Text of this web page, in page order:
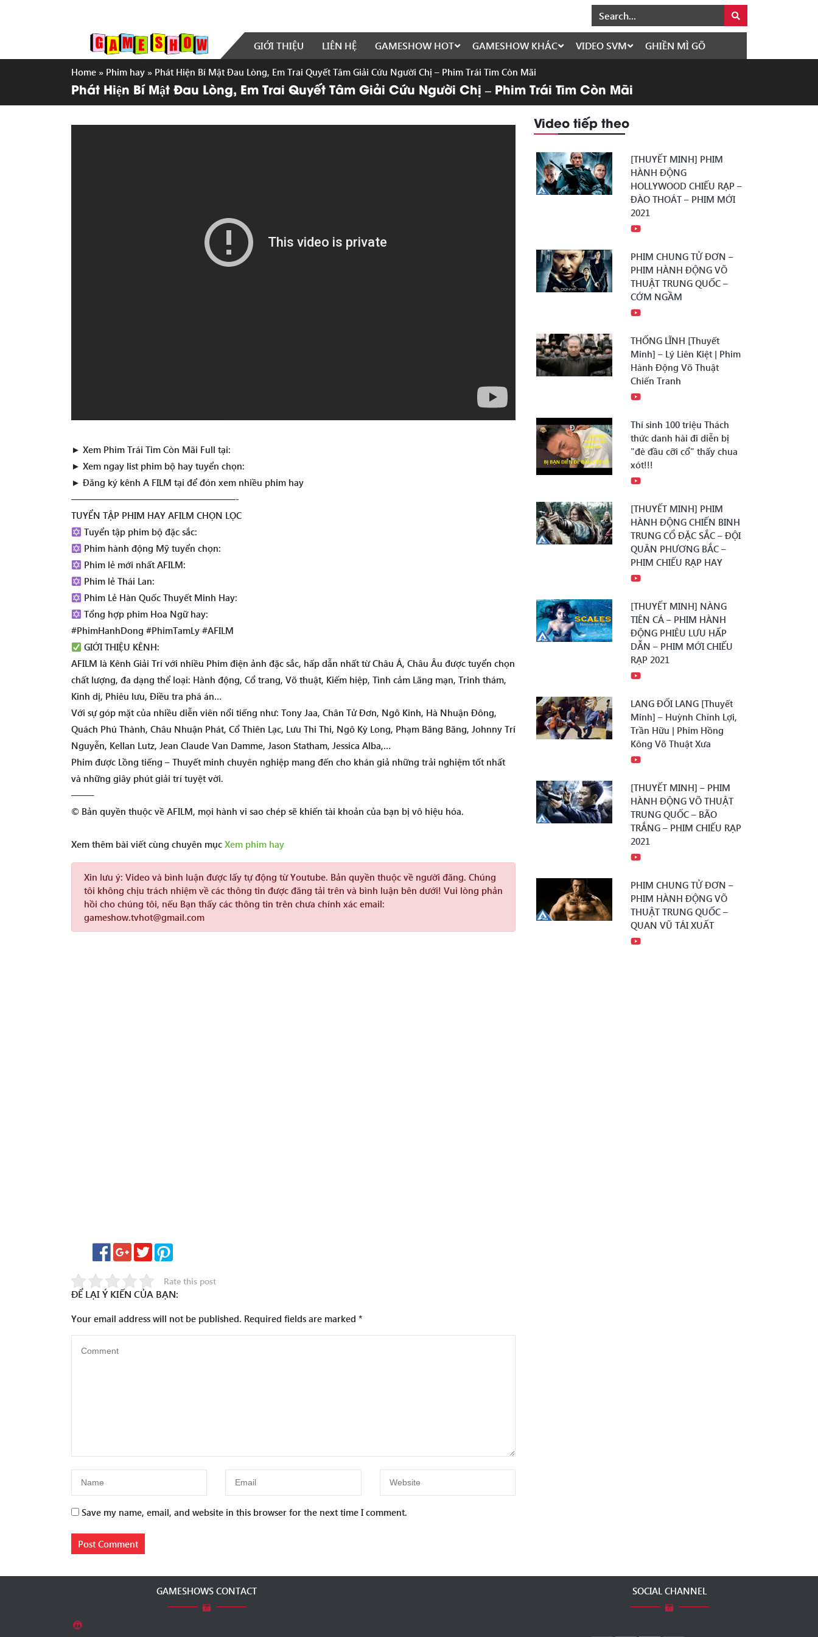
GIỚI THIỆU LIÊN HỆ GAMESHOW HOT GAMESHOW KHÁC VIDEO SVM GHIỀN MÌ GÕ
Home » Phim hay » Phát Hiện Bí Mật Đau Lòng, Em Trai Quyết Tâm Giải Cứu Người Chị – Phim Trái Tim Còn Mãi
Phát Hiện Bí Mật Đau Lòng, Em Trai Quyết Tâm Giải Cứu Người Chị – Phim Trái Tim Còn Mãi
► Xem Phim Trái Tim Còn Mãi Full tại:
► Xem ngay list phim bộ hay tuyển chọn:
► Đăng ký kênh A FILM tại để đón xem nhiều phim hay
——————————————————-
TUYỂN TẬP PHIM HAY AFILM CHỌN LỌC
Tuyển tập phim bộ đặc sắc:
Phim hành động Mỹ tuyển chọn:
Phim lẻ mới nhất AFILM:
Phim lẻ Thái Lan:
Phim Lẻ Hàn Quốc Thuyết Minh Hay:
Tổng hợp phim Hoa Ngữ hay:
#PhimHanhDong #PhimTamLy #AFILM
GIỚI THIỆU KÊNH:
AFILM là Kênh Giải Trí với nhiều Phim điện ảnh đặc sắc, hấp dẫn nhất từ Châu Á, Châu Âu được tuyển chọn
chất lượng, đa dạng thể loại: Hành động, Cổ trang, Võ thuật, Kiếm hiệp, Tình cảm Lãng mạn, Trinh thám,
Kinh dị, Phiêu lưu, Điều tra phá án…
Với sự góp mặt của nhiều diễn viên nổi tiếng như: Tony Jaa, Chân Tử Đơn, Ngô Kinh, Hà Nhuận Đông,
Quách Phú Thành, Châu Nhuận Phát, Cổ Thiên Lạc, Lưu Thi Thi, Ngô Kỳ Long, Phạm Băng Băng, Johnny Trí
Nguyễn, Kellan Lutz, Jean Claude Van Damme, Jason Statham, Jessica Alba,…
Phim được Lồng tiếng – Thuyết minh chuyên nghiệp mang đến cho khán giả những trải nghiệm tốt nhất
và những giây phút giải trí tuyệt vời.
——–
© Bản quyền thuộc về AFILM, mọi hành vi sao chép sẽ khiến tài khoản của bạn bị vô hiệu hóa.
Xem thêm bài viết cùng chuyên mục Xem phim hay
Xin lưu ý: Video và bình luận được lấy tự động từ Youtube. Bản quyền thuộc về người đăng. Chúng
tôi không chịu trách nhiệm về các thông tin được đăng tải trên và bình luận bên dưới! Vui lòng phản
hồi cho chúng tôi, nếu Bạn thấy các thông tin trên chưa chính xác email:
gameshow.tvhot@gmail.com
Rate this post
ĐỂ LẠI Ý KIẾN CỦA BẠN:
Your email address will not be published. Required fields are marked *
Save my name, email, and website in this browser for the next time I comment.
Video tiếp theo
[THUYẾT MINH] PHIM
HÀNH ĐỘNG
HOLLYWOOD CHIẾU RẠP –
ĐÀO THOÁT – PHIM MỚI
2021
PHIM CHUNG TỬ ĐƠN –
PHIM HÀNH ĐỘNG VÕ
THUẬT TRUNG QUỐC –
CỚM NGẦM
THỐNG LĨNH [Thuyết
Minh] – Lý Liên Kiệt | Phim
Hành Động Võ Thuật
Chiến Tranh
Thí sinh 100 triệu Thách
thức danh hài đi diễn bị
"đè đầu cỡi cổ" thấy chua
xót!!!
[THUYẾT MINH] PHIM
HÀNH ĐỘNG CHIẾN BINH
TRUNG CỔ ĐẶC SẮC – ĐỘI
QUÂN PHƯƠNG BẮC –
PHIM CHIẾU RẠP HAY
[THUYẾT MINH] NÀNG
TIÊN CÁ – PHIM HÀNH
ĐỘNG PHIÊU LƯU HẤP
DẪN – PHIM MỚI CHIẾU
RẠP 2021
LANG ĐỐI LANG [Thuyết
Minh] – Huỳnh Chính Lợi,
Trần Hữu | Phim Hồng
Kông Võ Thuật Xưa
[THUYẾT MINH] – PHIM
HÀNH ĐỘNG VÕ THUẬT
TRUNG QUỐC – BÃO
TRẮNG – PHIM CHIẾU RẠP
2021
PHIM CHUNG TỬ ĐƠN –
PHIM HÀNH ĐỘNG VÕ
THUẬT TRUNG QUỐC –
QUAN VŨ TÁI XUẤT
GAMESHOWS CONTACT SOCIAL CHANNEL